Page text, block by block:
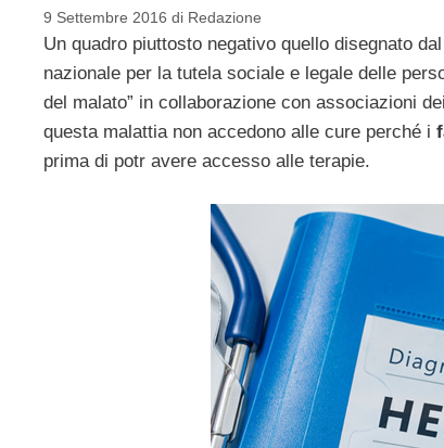
9 Settembre 2016 di Redazione
Un quadro piuttosto negativo quello disegnato
nazionale per la tutela sociale e legale delle
del malato” in collaborazione con associazioni
questa malattia non accedono alle cure perché i
prima di potr avere accesso alle terapie.